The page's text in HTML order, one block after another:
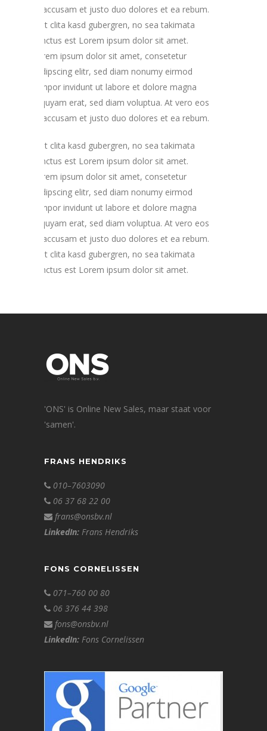
et accusam et justo duo dolores et ea rebum.
Stet clita kasd gubergren, no sea takimata
sanctus est Lorem ipsum dolor sit amet.
Lorem ipsum dolor sit amet, consetetur
sadipscing elitr, sed diam nonumy eirmod
tempor invidunt ut labore et dolore magna
aliquyam erat, sed diam voluptua. At vero eos
et accusam et justo duo dolores et ea rebum.
Stet clita kasd gubergren, no sea takimata
sanctus est Lorem ipsum dolor sit amet.
Lorem ipsum dolor sit amet, consetetur
sadipscing elitr, sed diam nonumy eirmod
tempor invidunt ut labore et dolore magna
aliquyam erat, sed diam voluptua. At vero eos
et accusam et justo duo dolores et ea rebum.
Stet clita kasd gubergren, no sea takimata
sanctus est Lorem ipsum dolor sit amet.
'ONS' is Online New Sales, maar staat voor
'samen'.
FRANS HENDRIKS
010–7603090
06 37 68 22 00
frans@onsbv.nl
LinkedIn: Frans Hendriks
FONS CORNELISSEN
071–760 00 80
06 376 44 398
fons@onsbv.nl
LinkedIn: Fons Cornelissen